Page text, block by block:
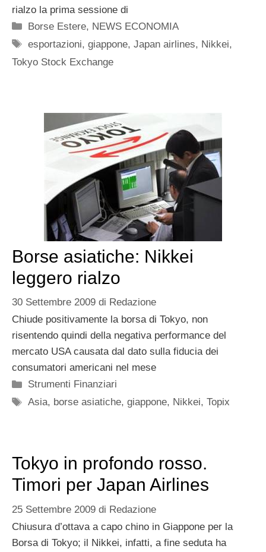
rialzo la prima sessione di
Categorie
Borse Estere, NEWS ECONOMIA
Tag
esportazioni,giappone,Japan airlines, Nikkei,
Tokyo Stock Exchange
Borse asiatiche: Nikkei
leggero rialzo
30 Settembre 2009 di Redazione
Chiude positivamente la borsa di Tokyo, non
risentendo quindi della negativa performance del
mercato USA causata dal dato sulla fiducia dei
consumatori americani nel mese
Categorie
Strumenti Finanziari
Tag
Asia, borse asiatiche,giappone, Nikkei,Topix
Tokyo in profondo rosso.
Timori per Japan Airlines
25 Settembre 2009 di Redazione
Chiusura d’ottava a capo chino in Giappone per la
Borsa di Tokyo; il Nikkei, infatti, a fine seduta ha